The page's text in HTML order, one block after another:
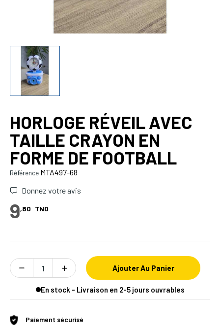
HORLOGE RÉVEIL AVEC
TAILLE CRAYON EN
FORME DE FOOTBALL
Référence MTA497-68
Donnez votre avis
9,80 TND
Ajouter Au Panier
En stock - Livraison en 2-5 jours ouvrables
Paiement sécurisé